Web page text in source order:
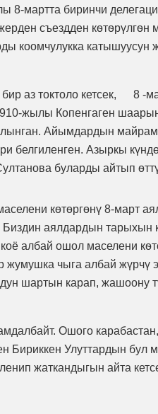
мартта биринчи
съездден кѳтѳрүлгѳн
коомчулукка катышуусун
аз токтоло кетсек, 8 -
жылы Копенгаген
Айымдардын
белгиленген. Азыркы
буларды айтып
кѳтѳргѳнү 8-март
Биздин аялдардын тарыхын
албай ошол маселени
жумушка чыга албай жүрчү
шартын карап, жашоону
Ошого
Бириккен Улуттардын бул
жаткандыгын айта